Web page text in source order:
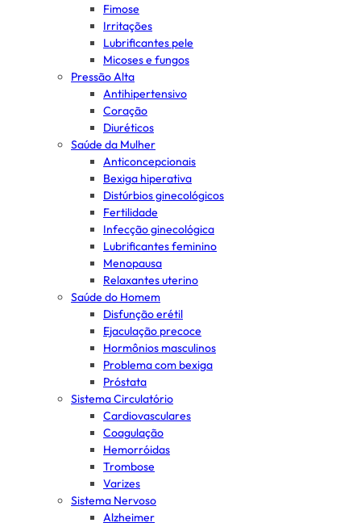
Fimose
Irritações
Lubrificantes pele
Micoses e fungos
Pressão Alta
Antihipertensivo
Coração
Diuréticos
Saúde da Mulher
Anticoncepcionais
Bexiga hiperativa
Distúrbios ginecológicos
Fertilidade
Infecção ginecológica
Lubrificantes feminino
Menopausa
Relaxantes uterino
Saúde do Homem
Disfunção erétil
Ejaculação precoce
Hormônios masculinos
Problema com bexiga
Próstata
Sistema Circulatório
Cardiovasculares
Coagulação
Hemorróidas
Trombose
Varizes
Sistema Nervoso
Alzheimer